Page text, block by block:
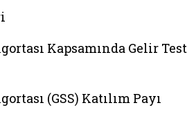
Kapsamında Gelir
(GSS) Katılım Payı